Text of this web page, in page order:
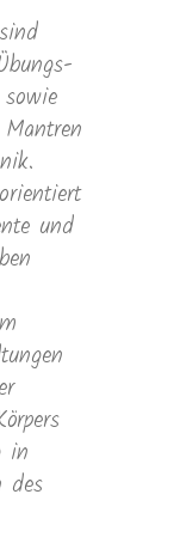
und
in
des